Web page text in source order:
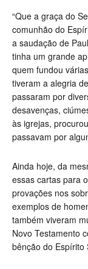
“Que a graça do
comunhão do
a saudação de
tinha um grande
quem fundou
tiveram a alegria
passaram por
desavenças,
às igrejas,
passavam por
Ainda hoje, da
essas cartas para
provações nos
exemplos de
também viveram
Novo Testamento
bênção do Espírito